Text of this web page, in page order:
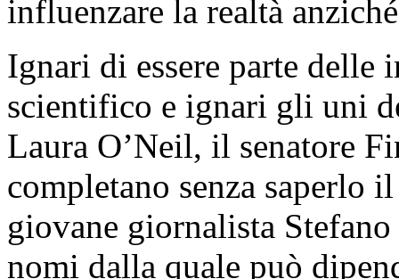
influenzare la realtà
Ignari di essere parte delle
scientifico e ignari gli uni
Laura O’Neil, il senatore
completano senza saperlo
giovane giornalista
nomi dalla quale può